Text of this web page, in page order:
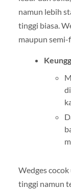
namun lebih
tinggi biasa.
maupun semi-
Wedges
tinggi namun